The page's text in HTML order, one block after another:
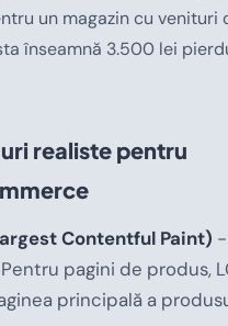
un magazin cu venituri
înseamnă 3.500 lei
realiste pentru
Contentful Paint)
pagini de produs,
principală a